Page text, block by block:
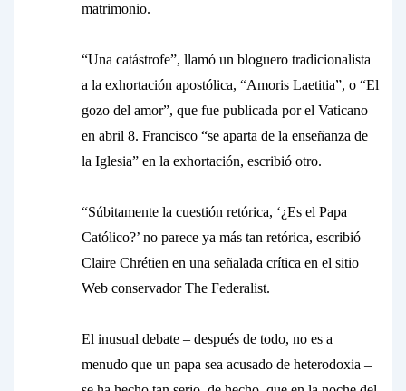
matrimonio.
“Una catástrofe”, llamó un bloguero tradicionalista
a la exhortación apostólica, “Amoris Laetitia”, o “El
gozo del amor”, que fue publicada por el Vaticano
en abril 8. Francisco “se aparta de la enseñanza de
la Iglesia” en la exhortación, escribió otro.
“Súbitamente la cuestión retórica, ‘¿Es el Papa
Católico?’ no parece ya más tan retórica, escribió
Claire Chrétien en una señalada crítica en el sitio
Web conservador The Federalist.
El inusual debate – después de todo, no es a
menudo que un papa sea acusado de heterodoxia –